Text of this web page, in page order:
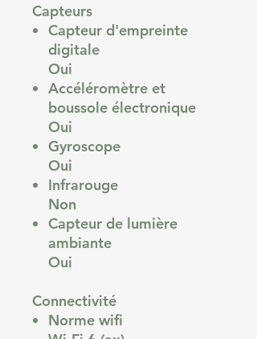
Capteurs
Capteur d'empreinte
digitale
Oui
Accéléromètre et
boussole électronique
Oui
Gyroscope
Oui
Infrarouge
Non
Capteur de lumière
ambiante
Oui
Connectivité
Norme wifi